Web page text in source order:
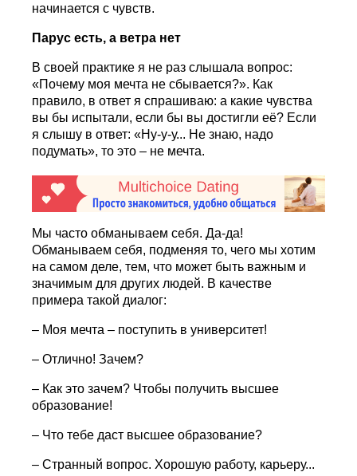
начинается с чувств.
Парус есть, а ветра нет
В своей практике я не раз слышала вопрос:
«Почему моя мечта не сбывается?». Как
правило, в ответ я спрашиваю: а какие чувства
вы бы испытали, если бы вы достигли её? Если
я слышу в ответ: «Ну-у-у... Не знаю, надо
подумать», то это – не мечта.
Мы часто обманываем себя. Да-да!
Обманываем себя, подменяя то, чего мы хотим
на самом деле, тем, что может быть важным и
значимым для других людей. В качестве
примера такой диалог:
– Моя мечта – поступить в университет!
– Отлично! Зачем?
– Как это зачем? Чтобы получить высшее
образование!
– Что тебе даст высшее образование?
– Странный вопрос. Хорошую работу, карьеру...